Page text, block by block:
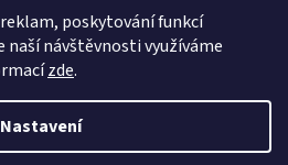
poskytování funkcí
naší návštěvnosti využíváme
zde.
Nastavení